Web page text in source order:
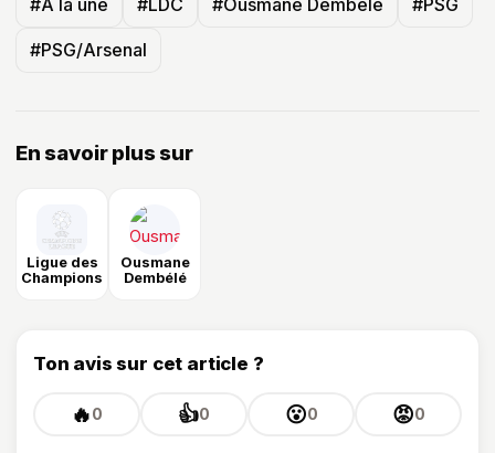
#A la une #LDC #Ousmane Dembélé #PSG
#PSG/Arsenal
En savoir plus sur
Ligue des
Champions
Ousmane
Dembélé
Ton avis sur cet article ?
🔥0 👍0 😮0 😡0